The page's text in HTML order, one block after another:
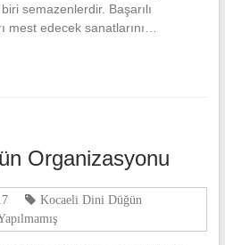
semazenlerdir. Başarılı
mest edecek sanatlarını…
Organizasyonu
Kocaeli Dini Düğün